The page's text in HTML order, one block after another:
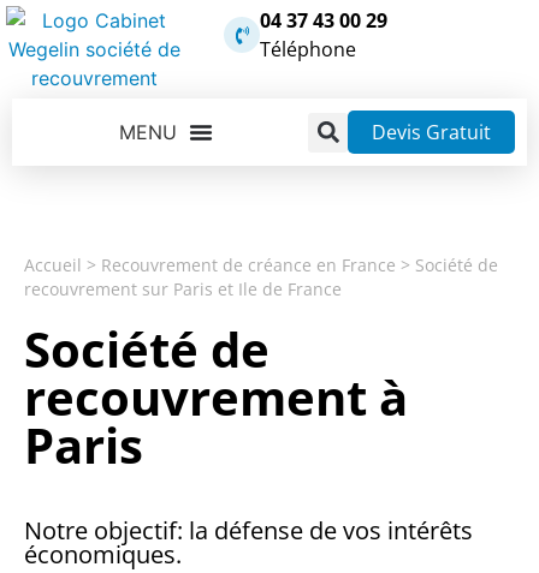
04 37 43 00 29
Téléphone
Devis Gratuit
Accueil > Recouvrement de créance en France > Société de
recouvrement sur Paris et Ile de France
Société de
recouvrement à
Paris
Notre objectif: la défense de vos intérêts
économiques.